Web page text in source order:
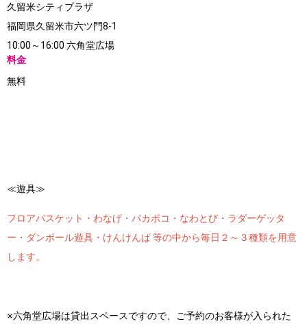
久留米シティプラザ
福岡県久留米市六ツ門8-1
10:00～16:00 六角堂広場
料金
無料
≪遊具≫
フロアバスケット・わなげ・パカポコ・なわとび・ラダーゲッタ
ー・ダンボール遊具・けんけんぱ 等の中から毎日２～３種類を用意
します。
※六角堂広場は貸出スペースですので、ご予約のお客様が入られた